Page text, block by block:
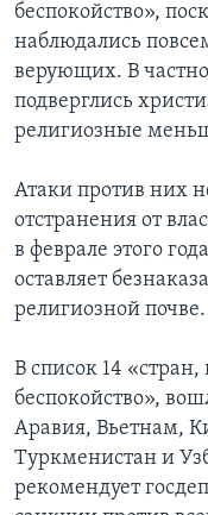
беспокойство»,
наблюдались
верующих. В
подверглись
религиозные
Атаки против них
отстранения от
в феврале этого
оставляет
религиозной почве.
В список 14
беспокойство»,
Аравия, Вьетнам,
Туркменистан и
рекомендует